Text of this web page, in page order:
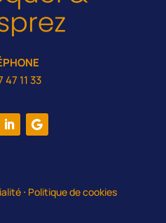
47 11 33
⋅ Politique de cookies